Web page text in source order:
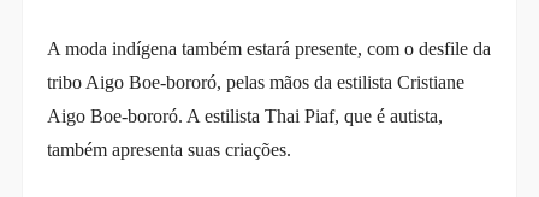
A moda indígena também estará presente, com o desfile da
tribo Aigo Boe-bororó, pelas mãos da estilista Cristiane
Aigo Boe-bororó. A estilista Thai Piaf, que é autista,
também apresenta suas criações.